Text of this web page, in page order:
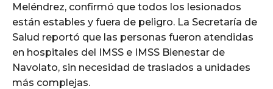
Meléndrez, confirmó que todos los lesionados
están estables y fuera de peligro. La Secretaría de
Salud reportó que las personas fueron atendidas
en hospitales del IMSS e IMSS Bienestar de
Navolato, sin necesidad de traslados a unidades
más complejas.